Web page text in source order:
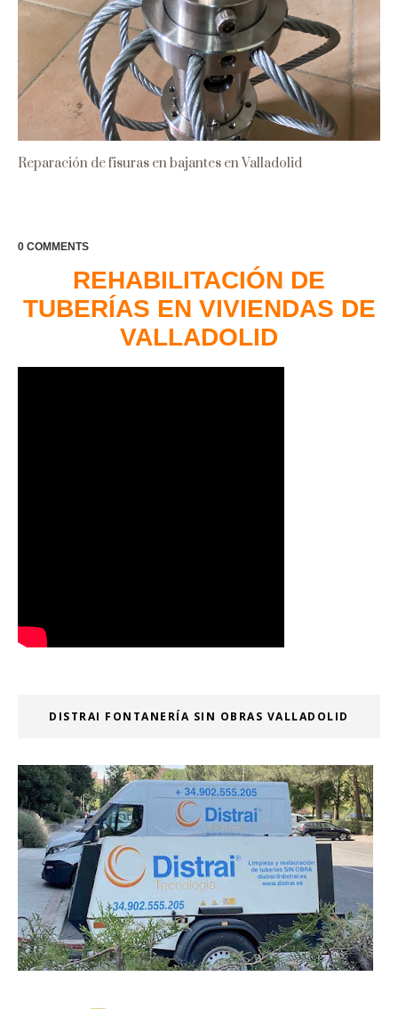
Reparación de fisuras en bajantes en Valladolid
0 COMMENTS
REHABILITACIÓN DE
TUBERÍAS EN VIVIENDAS DE
VALLADOLID
DISTRAI FONTANERÍA SIN OBRAS VALLADOLID